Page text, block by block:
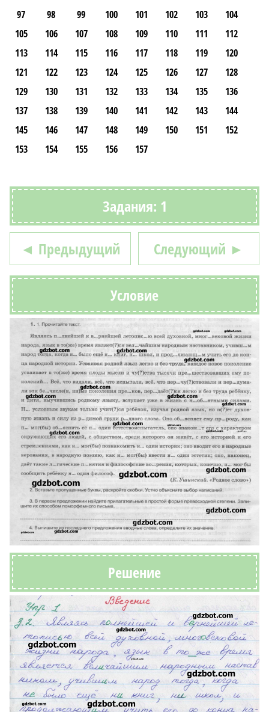
97
98 99 100 101 102 103
104
105
106 107 108 109 110 111
112
113
114 115 116 117 118 119
120
121
122 123 124 125 126 127
128
129
130 131 132 133 134 135
136
137
138 139 140 141 142 143
144
145
146 147 148 149 150 151
152
153
154 155 156 157
Задания: 1
◄ Предыдущий Следующий ►
Условие
Решение